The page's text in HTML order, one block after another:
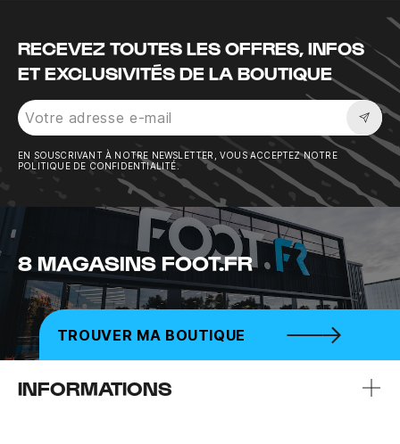
RECEVEZ TOUTES LES OFFRES, INFOS
ET EXCLUSIVITÉS DE LA BOUTIQUE
EN SOUSCRIVANT À NOTRE NEWSLETTER, VOUS ACCEPTEZ NOTRE
POLITIQUE DE CONFIDENTIALITÉ.
8 MAGASINS FOOT.FR
TROUVER MA BOUTIQUE
INFORMATIONS